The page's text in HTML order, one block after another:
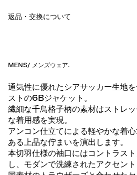
返品・交換について
MENS/ メンズウェア.
通気性に優れたシアサッカー生地
ストの6Bジャケット。
繊細な千鳥格子柄の素材はストレ
な着用感を実現。
アンコン仕立てによる軽やかな着
ある上品な佇まいを演出します。
本切羽仕様の袖口にはコントラス
し、モダンで洗練されたアクセント